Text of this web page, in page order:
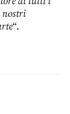
nostri
“.